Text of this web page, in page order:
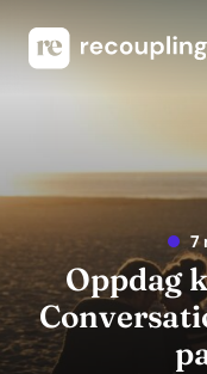
7
Oppdag